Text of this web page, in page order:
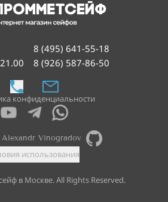
8 (495) 641-55-18
8 (926) 587-86-50
конфиденциальности
использования
в Москве. All Rights Reserved.
Vinogradov